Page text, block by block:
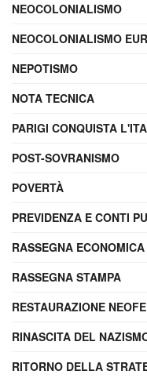
NEOCOLONIALISMO
NEOCOLONIALISMO
NEPOTISMO
NOTA TECNICA
PARIGI CONQUISTA
POST-SOVRANISMO
POVERTÀ
PREVIDENZA E CONTI
RASSEGNA ECONOMICA
RASSEGNA STAMPA
RESTAURAZIONE
RINASCITA DEL
RITORNO DELLA